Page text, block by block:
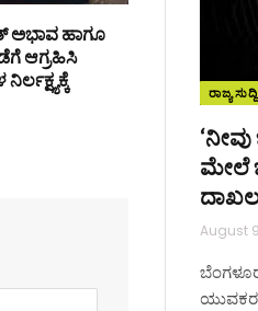
ಅಭಾವ ಹಾಗೂ
ಆಗ್ರಹಿಸಿ
ರಾಜ್ಯ ಸುದ್ದಿ
ಮೇಲೆ
August